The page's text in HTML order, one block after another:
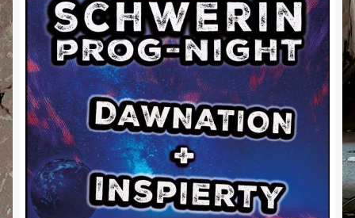
Rezensionen
Shop
Warenkorb